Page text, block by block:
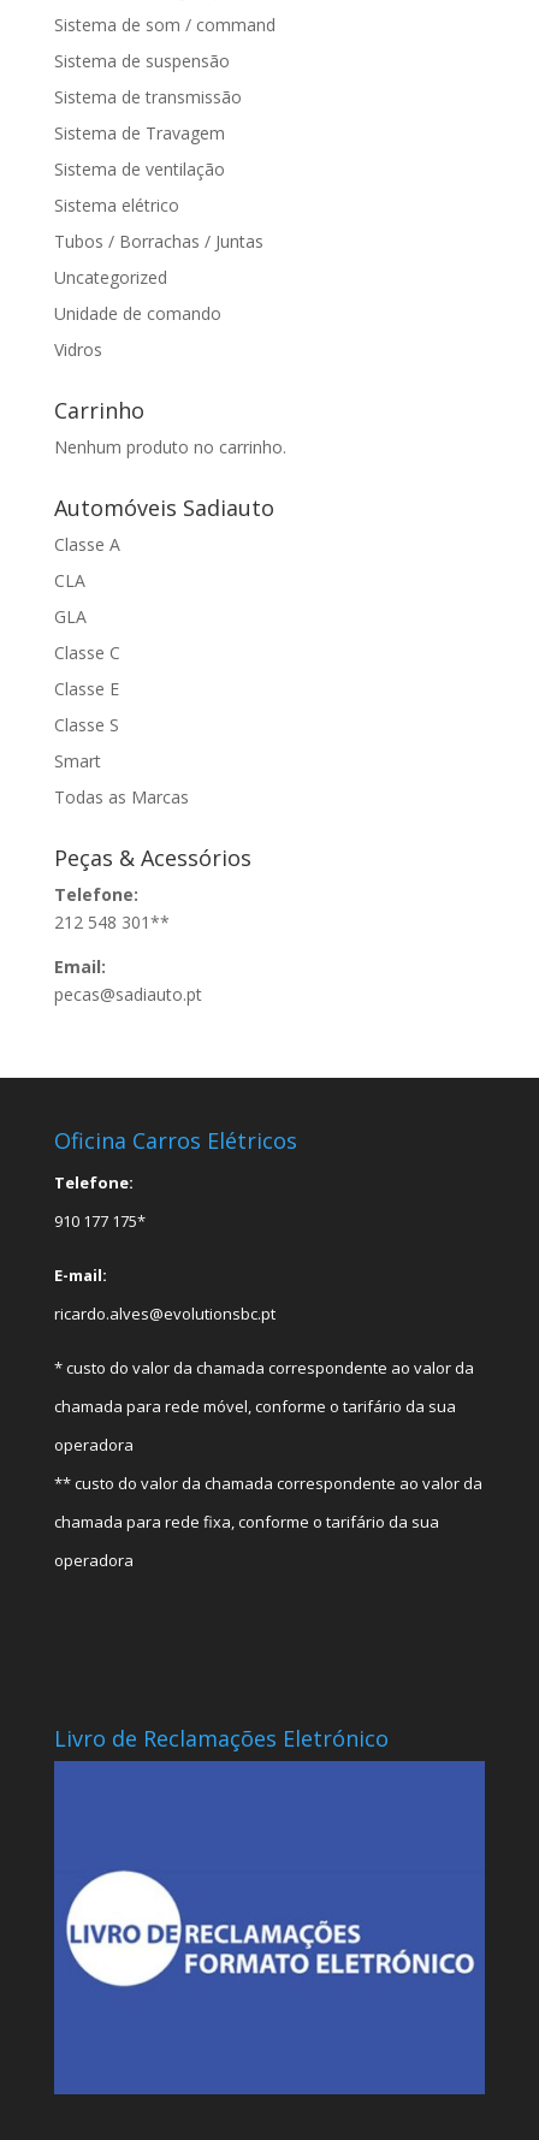
Sistema de som / command
Sistema de suspensão
Sistema de transmissão
Sistema de Travagem
Sistema de ventilação
Sistema elétrico
Tubos / Borrachas / Juntas
Uncategorized
Unidade de comando
Vidros
Carrinho
Nenhum produto no carrinho.
Automóveis Sadiauto
Classe A
CLA
GLA
Classe C
Classe E
Classe S
Smart
Todas as Marcas
Peças & Acessórios
Telefone:
212 548 301**
Email:
pecas@sadiauto.pt
Oficina Carros Elétricos
Telefone:
910 177 175*
E-mail:
ricardo.alves@evolutionsbc.pt
* custo do valor da chamada correspondente ao valor da
chamada para rede móvel, conforme o tarifário da sua
operadora
** custo do valor da chamada correspondente ao valor da
chamada para rede fixa, conforme o tarifário da sua
operadora
Livro de Reclamações Eletrónico